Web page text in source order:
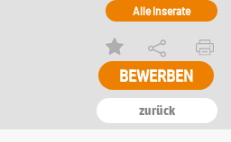
zurück
Alle Inserate